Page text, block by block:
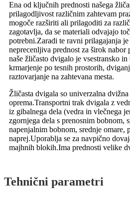
Ena od ključnih prednosti našega
prilagodljivost različnim zahtevam
mogoče razširiti ali prilagoditi za
zagotavlja, da se materiali odvajajo
potrebni.Zaradi te ravni prilagajanja
neprecenljiva prednost za širok
naše žličasto dvigalo je vsestransko
krmarjenje po tesnih prostorih,
raztovarjanje na zahtevana mesta.
Žličasta dvigala so univerzalna dvižna
oprema.Transportni trak dvigala z
iz gibalnega dela (vedra in vlečnega
zgornjega dela s prenosnim bobnom,
napenjalnim bobnom, srednje omare,
naprej.Uporablja se za navpično
majhnih blokih.Ima prednosti velike
Tehnični parametri